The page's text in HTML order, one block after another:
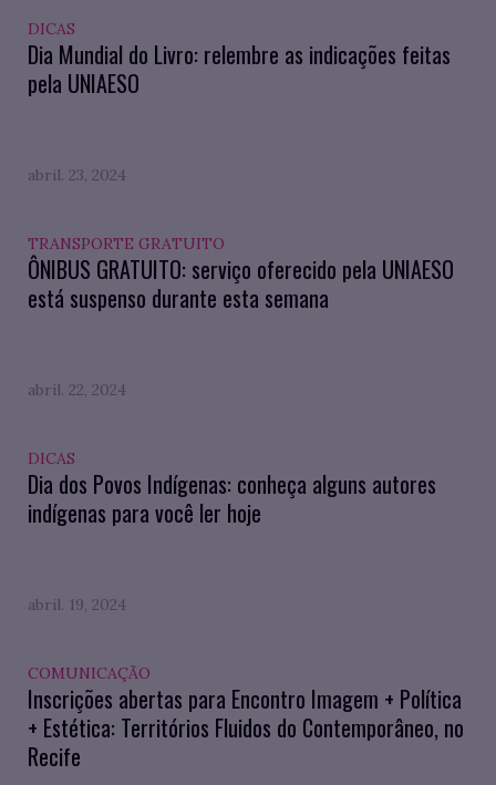
DICAS
Dia Mundial do Livro: relembre as indicações feitas
pela UNIAESO
abril. 23, 2024
TRANSPORTE GRATUITO
ÔNIBUS GRATUITO: serviço oferecido pela UNIAESO
está suspenso durante esta semana
abril. 22, 2024
DICAS
Dia dos Povos Indígenas: conheça alguns autores
indígenas para você ler hoje
abril. 19, 2024
COMUNICAÇÃO
Inscrições abertas para Encontro Imagem + Política
+ Estética: Territórios Fluidos do Contemporâneo, no
Recife